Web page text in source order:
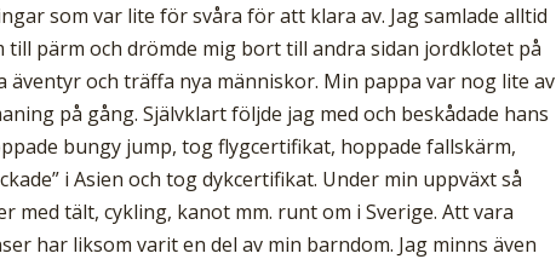
som var lite för svåra för att klara av. Jag samlade alltid
till pärm och drömde mig bort till andra sidan jordklotet på
äventyr och träffa nya människor. Min pappa var nog lite av
på gång. Självklart följde jag med och beskådade hans
bungy jump, tog flygcertifikat, hoppade fallskärm,
i Asien och tog dykcertifikat. Under min uppväxt så
med tält, cykling, kanot mm. runt om i Sverige. Att vara
har liksom varit en del av min barndom. Jag minns även